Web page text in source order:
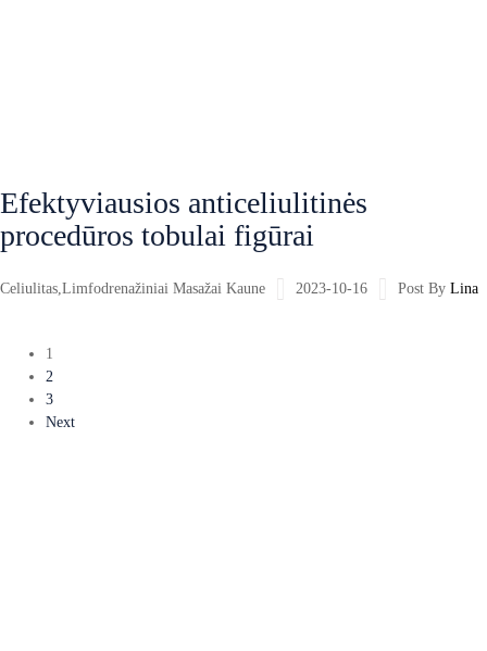
2023-10-16
Celiulitas,Limfodrenažiniai Masažai Kaune Post By Lina
Efektyviausios anticeliulitinės
procedūros tobulai figūrai
1
2
3
Next